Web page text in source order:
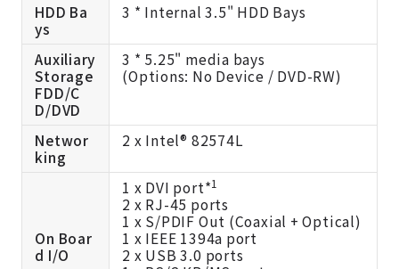
HDD Ba
ys
3 * Internal 3.5" HDD Bays
Auxiliary
Storage
FDD/C
D/DVD
3 * 5.25" media bays
(Options: No Device / DVD-RW)
Networ
king
2 x Intel® 82574L
On Boar
d I/O
1 x DVI port*1
2 x RJ-45 ports
1 x S/PDIF Out (Coaxial + Optical)
1 x IEEE 1394a port
2 x USB 3.0 ports